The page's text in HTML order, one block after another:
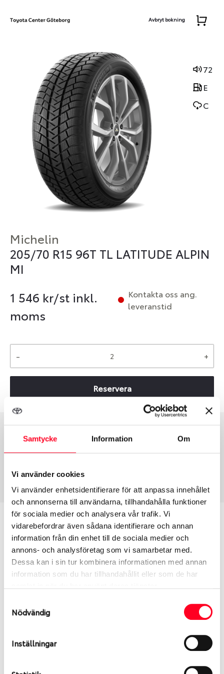
Samtycke Information Om
Vi använder cookies
Vi använder enhetsidentifierare för att anpassa innehållet
och annonserna till användarna, tillhandahålla funktioner
för sociala medier och analysera vår trafik. Vi
vidarebefordrar även sådana identifierare och annan
information från din enhet till de sociala medier och
annons- och analysföretag som vi samarbetar med.
Dessa kan i sin tur kombinera informationen med annan
information som du har tillhandahållit eller som de har
Nödvändig
Inställningar
Avbryt bokning
72
E
C
Michelin
205/70 R15 96T TL LATITUDE ALPIN
MI
1 546 kr/st inkl.
moms
Kontakta oss ang.
leveranstid
- +
Reservera
Däcktyp
USA, 4x4 vinter
Däckstorlek
205/70 R 15 96T
2070
Passar detta däck min bil?
Ange registreringsnummer för att se om det däck
du valt passar din bilmodell. Om du köper däck som
skall sättas på dina befintliga fälgar, se till att kolla
årens lopp och inte vara samma dimension som
bilen hade ut från fabrik.